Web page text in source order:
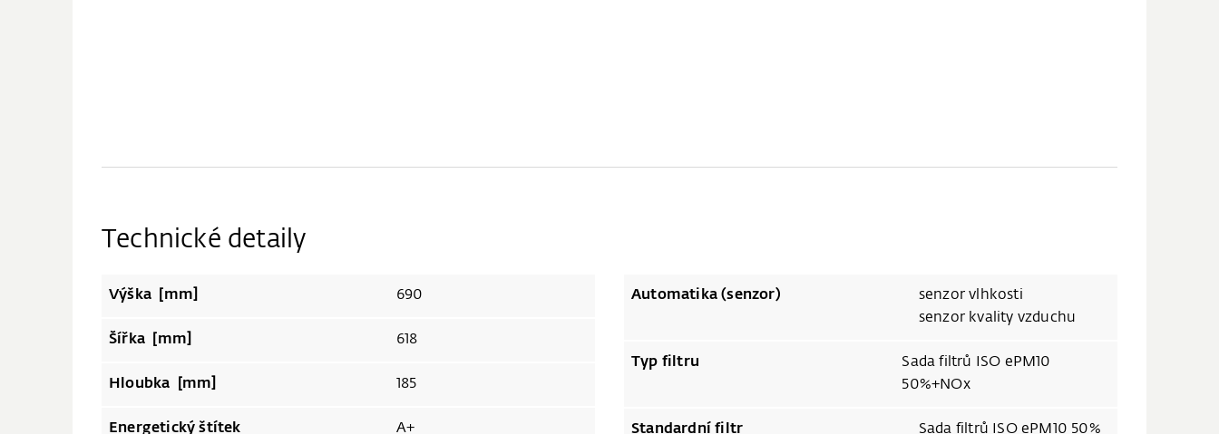
Technické detaily
Výška [mm] 690
Šířka [mm] 618
Hloubka [mm] 185
Energetický štítek A+
Automatika (senzor)
senzor vlhkosti
senzor kvality vzduchu
Typ filtru
Sada filtrů ISO ePM10
50%+NOx
Standardní filtr Sada filtrů ISO ePM10 50%